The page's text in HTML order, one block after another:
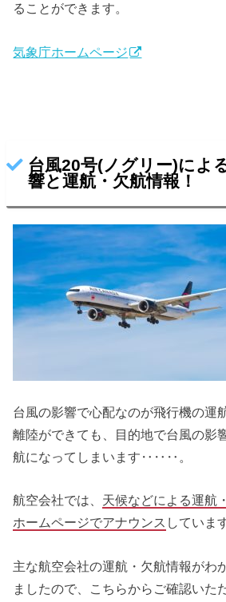
ることができます。
気象庁ホームページ
台風20号(ノグリー)によ
響と運航・欠航情報！
台風の影響で心配なのが飛行機の運
離陸ができても、目的地で台風の影
航になってしまいます‥‥‥。
航空会社では、 天候などによる運航
ホームページでアナウンス していま
主な航空会社の運航・欠航情報がわ
ましたので、こちらからご確認いた